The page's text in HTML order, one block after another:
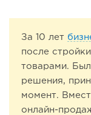
За 10 лет
после
товарами.
решения,
момент.
онлайн-